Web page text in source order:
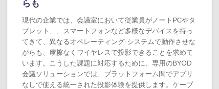
らも
現代の企業では、会議室において従業員がノートPCやタ
ブレット、、スマートフォンなど多様なデバイスを持っ
てきて、異なるオペレーティング·システムで動作させな
がらも、摩擦なくワイヤレスで投影できることを求めて
います。こうした課題に対応するために、専用のBYOD
会議ソリューションでは、プラットフォーム間でアプリ
なしで使える統一された投影体験を提供します。ケーブ